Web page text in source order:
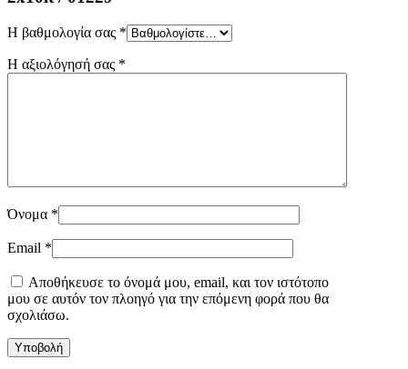
Η βαθμολογία σας *
Η αξιολόγησή σας *
Όνομα *
Email *
Αποθήκευσε το όνομά μου, email, και τον ιστότοπο
μου σε αυτόν τον πλοηγό για την επόμενη φορά που θα
σχολιάσω.